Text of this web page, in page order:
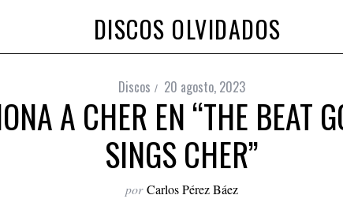
DISCOS OLVIDADOS
Discos 20 agosto, 2023
A CHER EN “THE BEAT
SINGS CHER”
por Carlos Pérez Báez